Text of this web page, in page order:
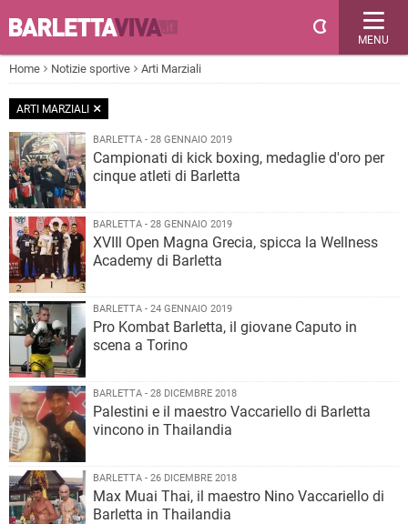
MENU
Home Notizie sportive Arti Marziali
ARTI MARZIALI
BARLETTA - 28 GENNAIO 2019
Campionati di kick boxing, medaglie d'oro per
cinque atleti di Barletta
BARLETTA - 28 GENNAIO 2019
XVIIl Open Magna Grecia, spicca la Wellness
Academy di Barletta
BARLETTA - 24 GENNAIO 2019
Pro Kombat Barletta, il giovane Caputo in
scena a Torino
BARLETTA - 28 DICEMBRE 2018
Palestini e il maestro Vaccariello di Barletta
vincono in Thailandia
BARLETTA - 26 DICEMBRE 2018
Max Muai Thai, il maestro Nino Vaccariello di
Barletta in Thailandia